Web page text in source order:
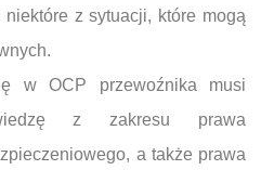
z sytuacji, które mogą
w OCP przewoźnika musi
z zakresu prawa
a także prawa